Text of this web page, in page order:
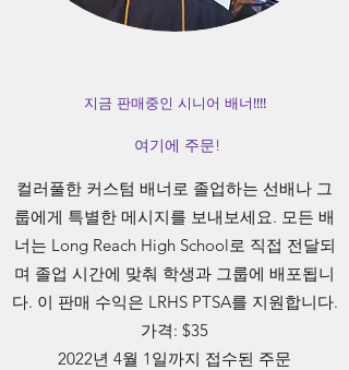
지금 판매중인 시니어 배너!!!!
여기에 주문!
컬러풀한 커스텀 배너로 졸업하는 선배나 그
룹에게 특별한 메시지를 보내보세요. 모든 배
너는 Long Reach High School로 직접 전달되
며 졸업 시간에 맞춰 학생과 그룹에 배포됩니
다. 이 판매 수익은 LRHS PTSA를 지원합니다.
가격: $35
2022년 4월 1일까지 접수된 주문